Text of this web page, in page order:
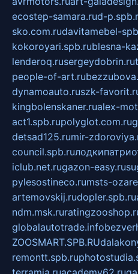
ecostep-samara.rud-
sko.com.rudavitamebel-
kokoroyari.spb.rublesna-
lenderoq.rusergeydobrin.ru
people-of-art.ru
dynamoauto.ruszk-
kingbolenskaner.rualex-
act1.spb.rupolyglot.com.ru
detsad125.rumir-
council.spb.ru
iclub.net.rugazon-easy.ru
pylesostineco.rumsts-
artemovskij.rudopler.spb.ru
ndm.msk.ru
globalautotrade.info
ZOOSMART.SPB.RU
remontt.spb.ru